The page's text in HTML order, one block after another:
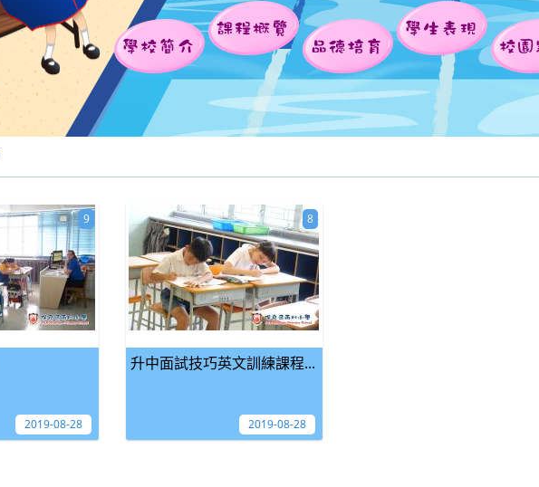
學校簡介
課程概覽
品德培育
學生表現
校
9
2019-08-28
升中面試技巧英文訓練課程...
8
2019-08-28